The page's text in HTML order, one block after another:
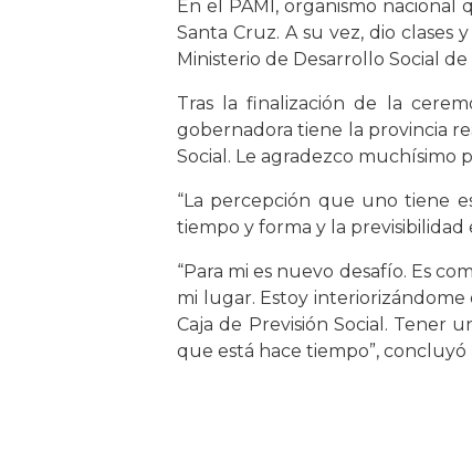
En el PAMI, organismo
Santa Cruz. A su vez, dio
Ministerio de Desarrollo Social
Tras la finalización de la
gobernadora tiene la provincia
Social. Le agradezco muchísimo
“La percepción que uno tiene
tiempo y forma y la previsibilidad
“Para mi es nuevo desafío. Es
mi lugar. Estoy interiorizándome
Caja de Previsión Social. Tener
que está hace tiempo”, concluyó